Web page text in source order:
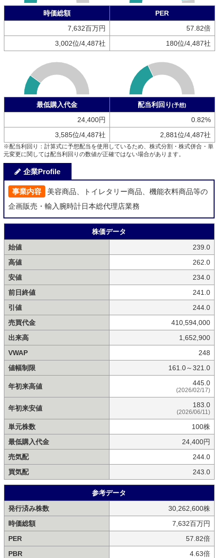
時価総額
PER
7,632百万円
57.82倍
3,002位/4,487社
180位/4,487社
最低購入代金 配当利回り (予想)
24,400円
0.82%
3,585位/4,487社
2,881位/4,487社
※配当利回り：計算式に予想配当を使用しているため、株式分割・株式併合・単
元変更に関しては配当利回りの数値が正確ではない場合があります。
企業Profile
事業内容
美容商品、トイレタリー商品、機能衣料商品等の
企画販売・輸入腕時計日本総代理店業務
株価データ
始値
239.0
高値
262.0
安値
234.0
前日終値
241.0
引値
244.0
売買代金
410,594,000
出来高
1,652,900
VWAP
248
値幅制限
161.0～321.0
年初来高値 445.0
(2026/02/17)
年初来安値 183.0
(2026/06/11)
単元株数
100株
最低購入代金
24,400円
売気配
244.0
買気配
243.0
参考データ
発行済み株数
30,262,600株
時価総額
7,632百万円
PER
57.82倍
PBR
4.63倍